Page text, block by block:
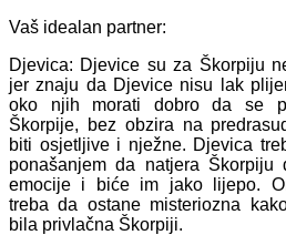
Vaš idealan partner:
Djevica: Djevice su za Škorpiju
jer znaju da Djevice nisu lak
oko njih morati dobro da se
Škorpije, bez obzira na
biti osjetljive i nježne. Djevica
ponašanjem da natjera Škorpiju
emocije i biće im jako lijepo.
treba da ostane misteriozna
bila privlačna Škorpiji.